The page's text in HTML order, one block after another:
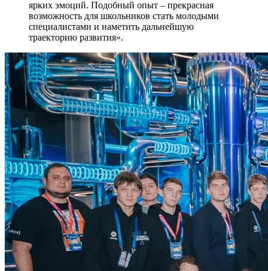
ярких эмоций. Подобный опыт – прекрасная
возможность для школьников стать молодыми
специалистами и наметить дальнейшую
траекторию развития».